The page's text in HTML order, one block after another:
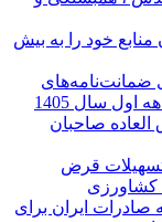
منابع خود را به بیش
منابع و ۱۳۲ درصدی ضمانت‌نامه‌های
سال 1405
صاحبان
ریال تسهیلات قرض
کشاورزی
صادرات ایران برای